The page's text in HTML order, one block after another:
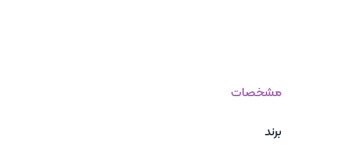
مشخصات
برند